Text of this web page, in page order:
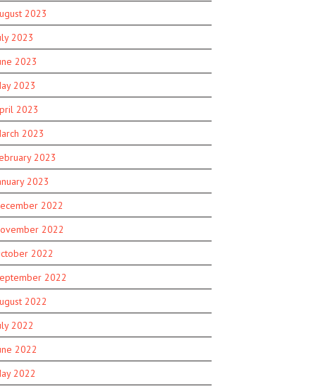
2023
2023
2023
2023
2023
2023
2023
2023
2022
2022
2022
2022
2022
2022
2022
2022